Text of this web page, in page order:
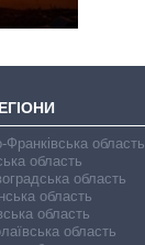
Франківська область
область
область
область
область
область